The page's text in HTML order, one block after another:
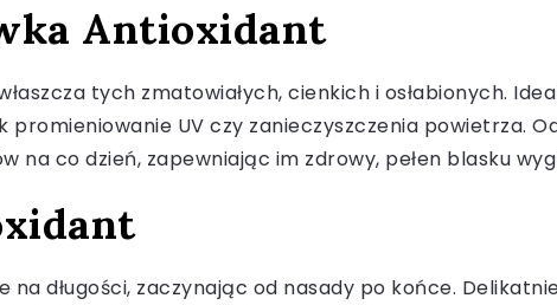
Antioxidant
tych zmatowiałych, cienkich i osłabionych.
UV czy zanieczyszczenia powietrza.
na co dzień, zapewniając im zdrowy, pełen blasku
długości, zaczynając od nasady po końce.